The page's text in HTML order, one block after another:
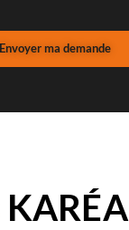
Envoyer ma demande
KARÉA